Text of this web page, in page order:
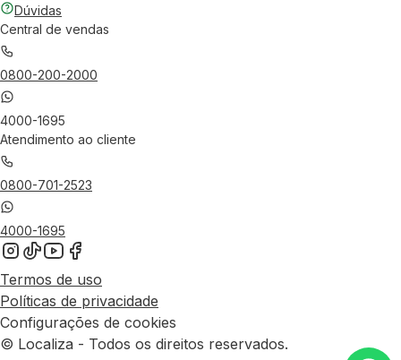
Dúvidas
Central de vendas
0800-200-2000
4000-1695
Atendimento ao cliente
0800-701-2523
4000-1695
Termos de uso
Políticas de privacidade
Configurações de cookies
© Localiza - Todos os direitos reservados.